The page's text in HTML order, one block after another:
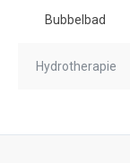
Bubbelbad
Hydrotherapie